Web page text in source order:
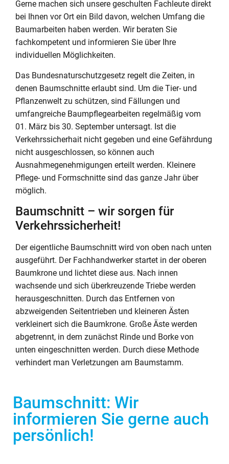
Gerne machen sich unsere geschulten Fachleute direkt
bei Ihnen vor Ort ein Bild davon, welchen Umfang die
Baumarbeiten haben werden. Wir beraten Sie
fachkompetent und informieren Sie über Ihre
individuellen Möglichkeiten.
Das Bundesnaturschutzgesetz regelt die Zeiten, in
denen Baumschnitte erlaubt sind. Um die Tier- und
Pflanzenwelt zu schützen, sind Fällungen und
umfangreiche Baumpflegearbeiten regelmäßig vom
01. März bis 30. September untersagt. Ist die
Verkehrssicherhait nicht gegeben und eine Gefährdung
nicht ausgeschlossen, so können auch
Ausnahmegenehmigungen erteilt werden. Kleinere
Pflege- und Formschnitte sind das ganze Jahr über
möglich.
Baumschnitt – wir sorgen für
Verkehrssicherheit!
Der eigentliche Baumschnitt wird von oben nach unten
ausgeführt. Der Fachhandwerker startet in der oberen
Baumkrone und lichtet diese aus. Nach innen
wachsende und sich überkreuzende Triebe werden
herausgeschnitten. Durch das Entfernen von
abzweigenden Seitentrieben und kleineren Ästen
verkleinert sich die Baumkrone. Große Äste werden
abgetrennt, in dem zunächst Rinde und Borke von
unten eingeschnitten werden. Durch diese Methode
verhindert man Verletzungen am Baumstamm.
Baumschnitt: Wir
informieren Sie gerne auch
persönlich!